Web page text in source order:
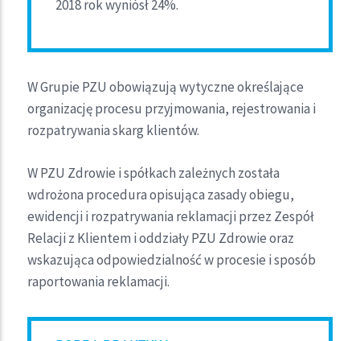
2018 rok wyniósł 24%.
W Grupie PZU obowiązują wytyczne określające
organizację procesu przyjmowania, rejestrowania i
rozpatrywania skarg klientów.
W PZU Zdrowie i spółkach zależnych została
wdrożona procedura opisująca zasady obiegu,
ewidencji i rozpatrywania reklamacji przez Zespół
Relacji z Klientem i oddziały PZU Zdrowie oraz
wskazująca odpowiedzialność w procesie i sposób
raportowania reklamacji.